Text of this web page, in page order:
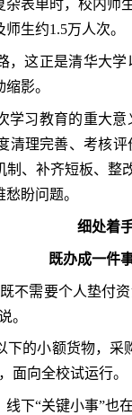
表单时，校内师
生约1.5万人次。
，这正是清华大
影。
学习教育的重大
清理完善、考核
、补齐短板、整
盼问题。
细处着
既办成一件
不需要个人垫付
。
下的小额货物，
向全校试运行。
下“关键小事”也